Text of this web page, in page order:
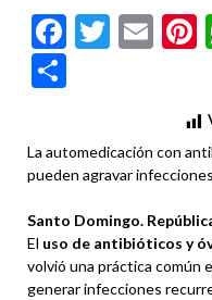
Facebook
La automedicación con
pueden agravar
Santo Domingo.
El uso de antibióticos y
volvió una práctica común
generar infecciones